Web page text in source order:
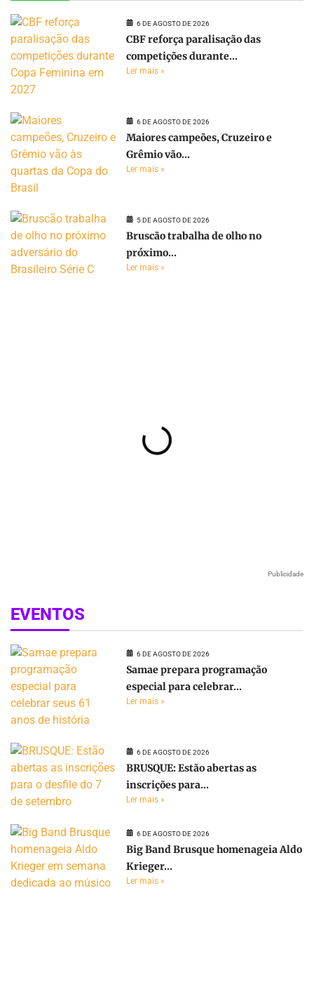
6 DE AGOSTO DE 2026
CBF reforça paralisação das
competições durante...
Ler mais »
6 DE AGOSTO DE 2026
Maiores campeões, Cruzeiro e
Grêmio vão...
Ler mais »
5 DE AGOSTO DE 2026
Bruscão trabalha de olho no
próximo...
Ler mais »
Publicidade
EVENTOS
6 DE AGOSTO DE 2026
Samae prepara programação
especial para celebrar...
Ler mais »
6 DE AGOSTO DE 2026
BRUSQUE: Estão abertas as
inscrições para...
Ler mais »
6 DE AGOSTO DE 2026
Big Band Brusque homenageia Aldo
Krieger...
Ler mais »